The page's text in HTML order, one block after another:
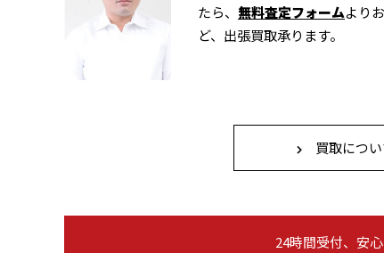
たら、 無料査定フォームより
ど、出張買取承ります。
買取につい
24時間受付、安